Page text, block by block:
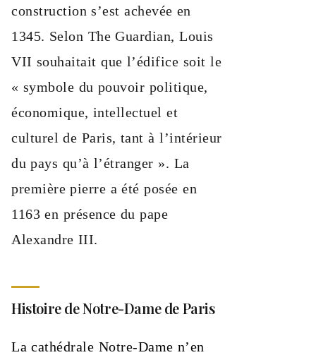
construction s’est achevée en
1345. Selon The Guardian, Louis
VII souhaitait que l’édifice soit le
« symbole du pouvoir politique,
économique, intellectuel et
culturel de Paris, tant à l’intérieur
du pays qu’à l’étranger ». La
première pierre a été posée en
1163 en présence du pape
Alexandre III.
Histoire de Notre-Dame de Paris
La cathédrale Notre-Dame n’en